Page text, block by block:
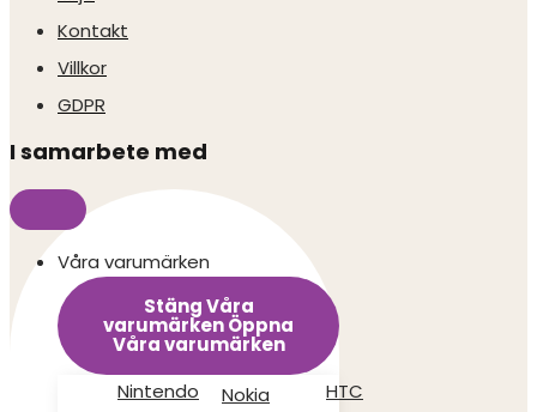
Kontakt
Villkor
GDPR
I samarbete med
Våra varumärken
Stäng Våra
varumärkenÖppna
Våra varumärken
Nintendo
Nokia
HTC